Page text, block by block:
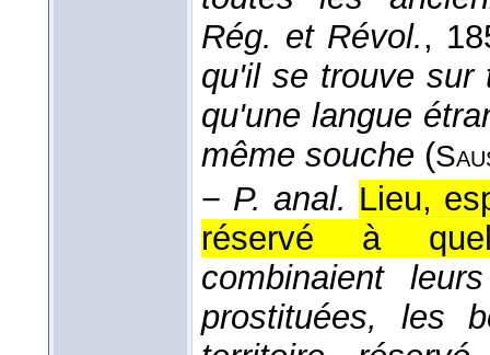
Rég. et Révol.,
qu'il se trouve sur
qu'une langue
même souche (
− P. anal. Lieu,
réservé à
combinaient
prostituées, les